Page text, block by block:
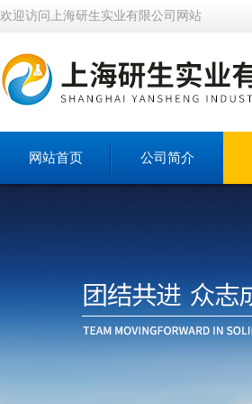
欢迎访问上海研生实业有限公司网站
网站首页 公司简介